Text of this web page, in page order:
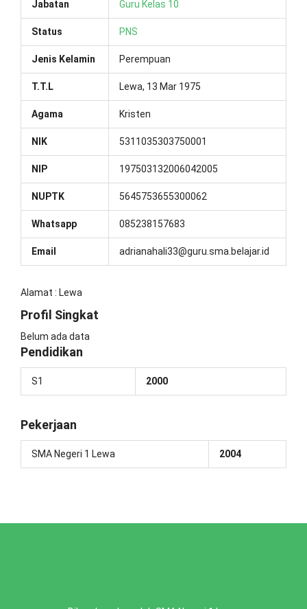
Jabatan Guru Kelas 10
Status PNS
Jenis Kelamin Perempuan
T.T.L Lewa, 13 Mar 1975
Agama Kristen
NIK 5311035303750001
NIP 197503132006042005
NUPTK 5645753655300062
Whatsapp 085238157683
Email adrianahali33@guru.sma.belajar.id
Alamat : Lewa
Profil Singkat
Belum ada data
Pendidikan
S1 2000
Pekerjaan
SMA Negeri 1 Lewa 2004